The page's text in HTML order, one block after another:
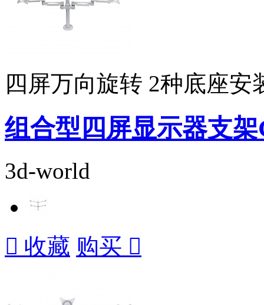
四屏万向旋转 2种底座安
组合型四屏显示器支架
3d-world
 收藏 购买 